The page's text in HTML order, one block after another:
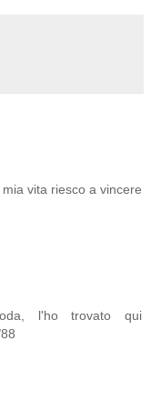
vita riesco a vincere
l'ho trovato qui